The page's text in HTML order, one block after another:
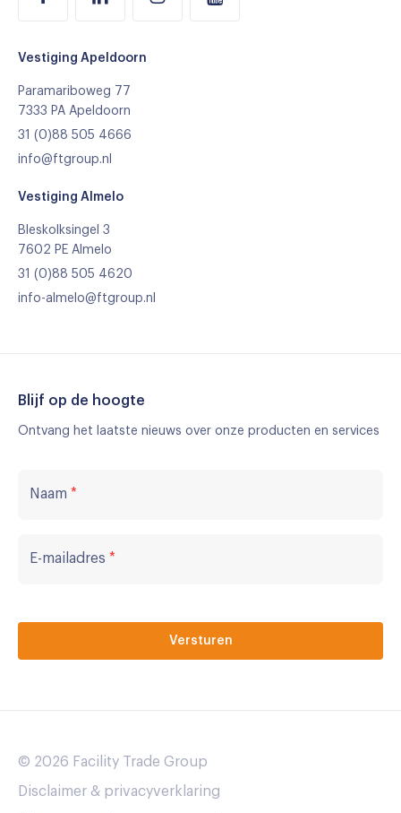
Vestiging Apeldoorn
Paramariboweg 77
7333 PA Apeldoorn
31 (0)88 505 4666
info@ftgroup.nl
Vestiging Almelo
Bleskolksingel 3
7602 PE Almelo
31 (0)88 505 4620
info-almelo@ftgroup.nl
Blijf op de hoogte
Ontvang het laatste nieuws over onze producten en services
Naam *
E-mailadres *
© 2026 Facility Trade Group
Disclaimer & privacyverklaring